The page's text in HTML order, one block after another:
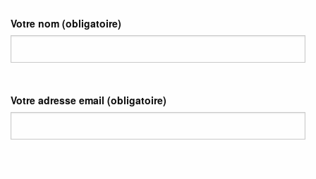
Votre nom (obligatoire)
Votre adresse email (obligatoire)